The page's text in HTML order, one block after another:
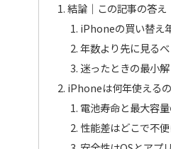
結論｜この記事の答え
iPhoneの買い替え
年数より先に見る
迷ったときの最小解
iPhoneは何年使える
電池寿命と最大容
性能差はどこで不